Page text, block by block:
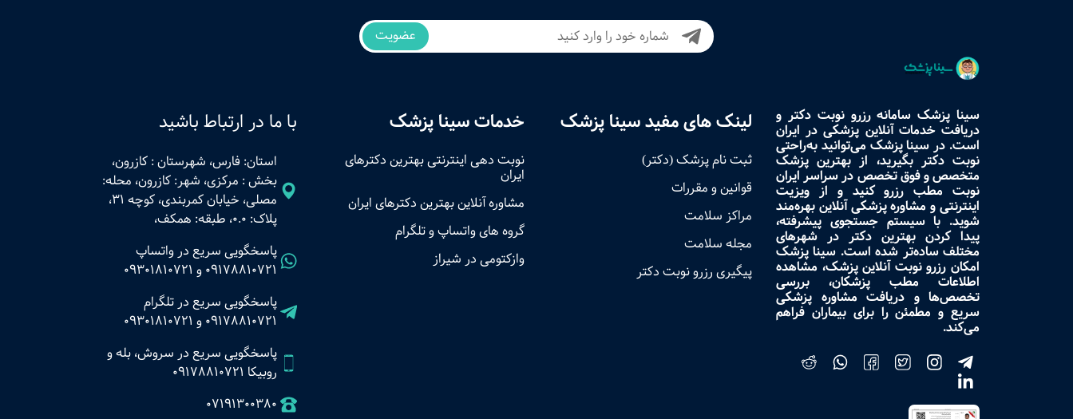
عضویت
سینا پزشک سامانه رزرو نوبت دکتر و
دریافت خدمات آنلاین پزشکی در ایران
است. در سینا پزشک می‌توانید به‌راحتی
نوبت دکتر بگیرید، از بهترین پزشک
متخصص و فوق تخصص در سراسر ایران
نوبت مطب رزرو کنید و از ویزیت
اینترنتی و مشاوره پزشکی آنلاین بهره‌مند
شوید. با سیستم جستجوی پیشرفته،
پیدا کردن بهترین دکتر در شهرهای
مختلف ساده‌تر شده است. سینا پزشک
امکان رزرو نوبت آنلاین پزشک، مشاهده
اطلاعات مطب پزشکان، بررسی
تخصص‌ها و دریافت مشاوره پزشکی
سریع و مطمئن را برای بیماران فراهم
می‌کند.
لینک های مفید سینا پزشک
ثبت نام پزشک (دکتر)
قوانین و مقررات
مراکز سلامت
مجله سلامت
پیگیری رزرو نوبت دکتر
خدمات سینا پزشک
نوبت‌ دهی اینترنتی بهترین دکترهای
ایران
مشاوره آنلاین بهترین دکترهای ایران
گروه های واتساپ و تلگرام
وازکتومی در شیراز
با ما در ارتباط باشید
استان: فارس، شهرستان : کازرون،
بخش : مرکزی، شهر: کازرون، محله:
مصلی، خیابان کمربندی، کوچه 31،
پلاک: 0.0، طبقه: همکف،
پاسخگویی سریع در واتساپ
09178810721 و 09301810721
پاسخگویی سریع در تلگرام
09178810721 و 09301810721
پاسخگویی سریع در سروش، بله و
روبیکا 09178810721
07191300380